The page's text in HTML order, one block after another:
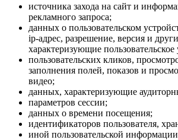
источника захода на сайт и
рекламного запроса;
данных о пользовательском
ip-адрес, разрешение, версия и
характеризующие пользовательское
пользовательских кликов,
заполнения полей, показов и
видео;
данных, характеризующие
параметров сессии;
данных о времени посещения;
идентификаторов пользователя,
иной пользовательской